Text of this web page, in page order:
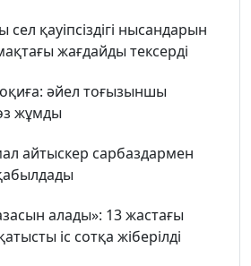
қауіпсіздігі нысандарын
жағдайды тексерді
әйел тоғызыншы
жұмды
айтыскер сарбаздармен
алады»: 13 жастағы
іс сотқа жіберілді